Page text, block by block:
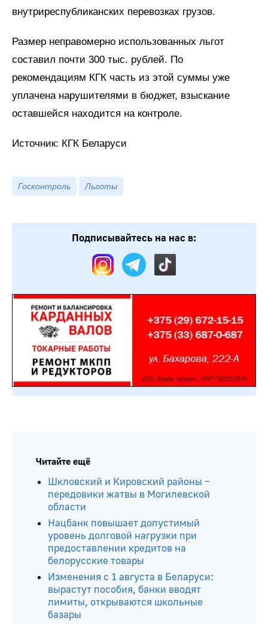
внутриреспубликанских перевозках грузов.
Размер неправомерно использованных льгот
составил почти 300 тыс. рублей. По
рекомендациям КГК часть из этой суммы уже
уплачена нарушителями в бюджет, взыскание
оставшейся находится на контроле.
Источник: КГК Беларуси
Госконтроль Льготы
Подписывайтесь на нас в:
Читайте ещё
Шкловский и Кировский районы –
передовики жатвы в Могилевской
области
Нацбанк повышает допустимый
уровень долговой нагрузки при
предоставлении кредитов на
белорусские товары
Изменения с 1 августа в Беларуси:
вырастут пособия, банки вводят
лимиты, открываются школьные
базары